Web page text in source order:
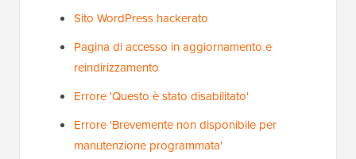
Sito WordPress hackerato
Pagina di accesso in aggiornamento e
reindirizzamento
Errore 'Questo è stato disabilitato'
Errore 'Brevemente non disponibile per
manutenzione programmata'